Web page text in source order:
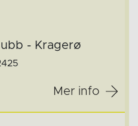
- Kragerø
Mer info